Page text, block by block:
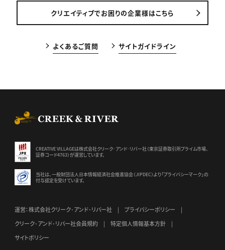
クリエイティブでお困りの企業様はこちら
よくあるご質問 サイトガイドライン
CREATIVE VILLAGEは株式会社クリーク･アンド･リバー社（東京証券取引所プライム市場、
証券コード4763）が運営しています。
当社は、一般財団法人日本情報経済社会推進協会（JIPDEC）より 「プライバシーマーク」の
付与認定を受けています。
運営：株式会社クリーク･アンド･リバー社
プライバシーポリシー
クリーク･アンド･リバー社会員規約
特定個人情報基本方針
サイトポリシー